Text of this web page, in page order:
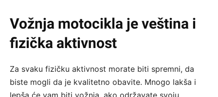
Vožnja motocikla je veština i
fizička aktivnost
Za svaku fizičku aktivnost morate biti spremni, da
biste mogli da je kvalitetno obavite. Mnogo lakša i
lepša će vam biti vožnja, ako održavate svoju